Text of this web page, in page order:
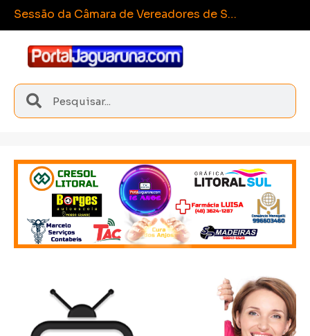
Esporte e i Sangão conquista medalhas inéditas nos Joguinhos Abertos de Santa Catarina